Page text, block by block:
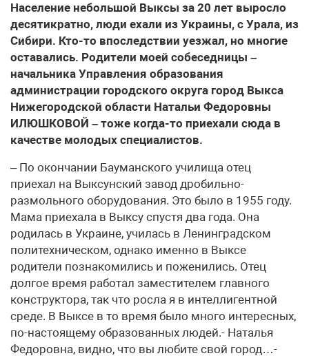
Население небольшой Выксы за 20 лет выросло
десятикратно, люди ехали из Украины, с Урала, из
Сибири. Кто-то впоследствии уезжал, но многие
оставались. Родители моей собеседницы –
начальника Управления образования
администрации городского округа город Выкса
Нижегородской области Натальи Федоровны
ИЛЮШКОВОЙ – тоже когда-то приехали сюда в
качестве молодых специалистов.
– По окончании Бауманского училища отец
приехал на Выксунский завод дробильно-
размольного оборудования. Это было в 1955 году.
Мама приехала в Выксу спустя два года. Она
родилась в Украине, училась в Ленинградском
политехническом, однако именно в Выксе
родители познакомились и поженились. Отец
долгое время работал заместителем главного
конструктора, так что росла я в интеллигентной
среде. В Выксе в то время было много интересных,
по-настоящему образованных людей.- Наталья
Федоровна, видно, что вы любите свой город…-